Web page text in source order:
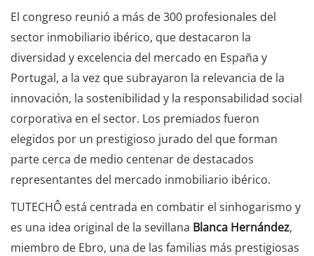
El congreso reunió a más de 300 profesionales del
sector inmobiliario ibérico, que destacaron la
diversidad y excelencia del mercado en España y
Portugal, a la vez que subrayaron la relevancia de la
innovación, la sostenibilidad y la responsabilidad social
corporativa en el sector. Los premiados fueron
elegidos por un prestigioso jurado del que forman
parte cerca de medio centenar de destacados
representantes del mercado inmobiliario ibérico.
TUTECHÔ está centrada en combatir el sinhogarismo y
es una idea original de la sevillana Blanca Hernández,
miembro de Ebro, una de las familias más prestigiosas